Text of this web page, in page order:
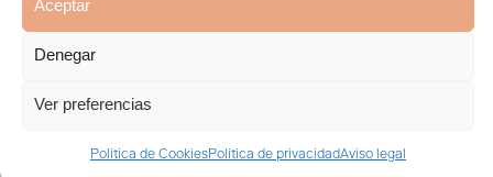
Aceptar
Denegar
Ver preferencias
Política de CookiesPolítica de privacidadAviso legal